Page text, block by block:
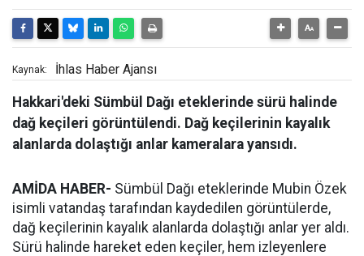
Kaynak: İhlas Haber Ajansı
Hakkari'deki Sümbül Dağı eteklerinde sürü halinde
dağ keçileri görüntülendi. Dağ keçilerinin kayalık
alanlarda dolaştığı anlar kameralara yansıdı.
AMİDA HABER- Sümbül Dağı eteklerinde Mubin Özek
isimli vatandaş tarafından kaydedilen görüntülerde,
dağ keçilerinin kayalık alanlarda dolaştığı anlar yer aldı.
Sürü halinde hareket eden keçiler, hem izleyenlere